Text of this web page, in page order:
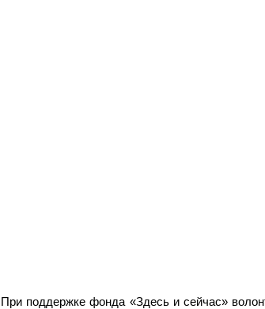
При поддержке фонда «Здесь и сейчас»